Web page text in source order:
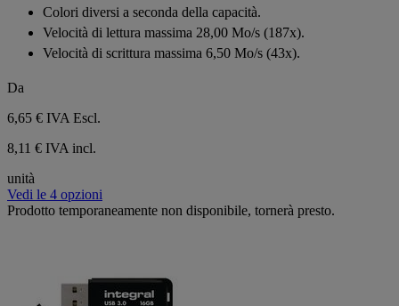
stelle.
Colori diversi a seconda della capacità.
Velocità di lettura massima 28,00 Mo/s (187x).
Velocità di scrittura massima 6,50 Mo/s (43x).
Da
6,65 € IVA Escl.
8,11 € IVA incl.
unità
Vedi le 4 opzioni
Prodotto temporaneamente non disponibile, tornerà presto.